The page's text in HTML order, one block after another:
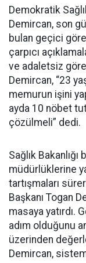
Demokratik
Demircan, son
bulan geçici
çarpıcı
ve adaletsiz
Demircan, “23
memurun işini
ayda 10 nöbet
çözülmeli” dedi.
Sağlık
müdürlüklerine
tartışmaları
Başkanı Togan
masaya yatırdı.
adım olduğunu
üzerinden
Demircan,